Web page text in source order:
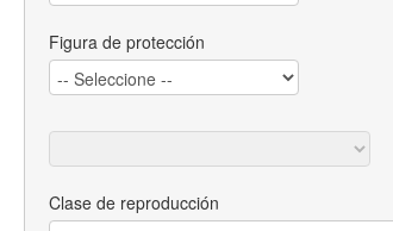
Figura de protección
Clase de reproducción